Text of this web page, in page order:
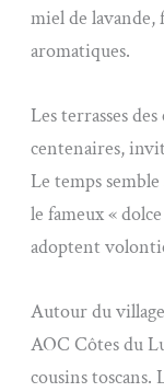
miel de lavande,
aromatiques.
Les terrasses
centenaires,
Le temps
le fameux «
adoptent
Autour du
AOC Côtes du
cousins toscans.